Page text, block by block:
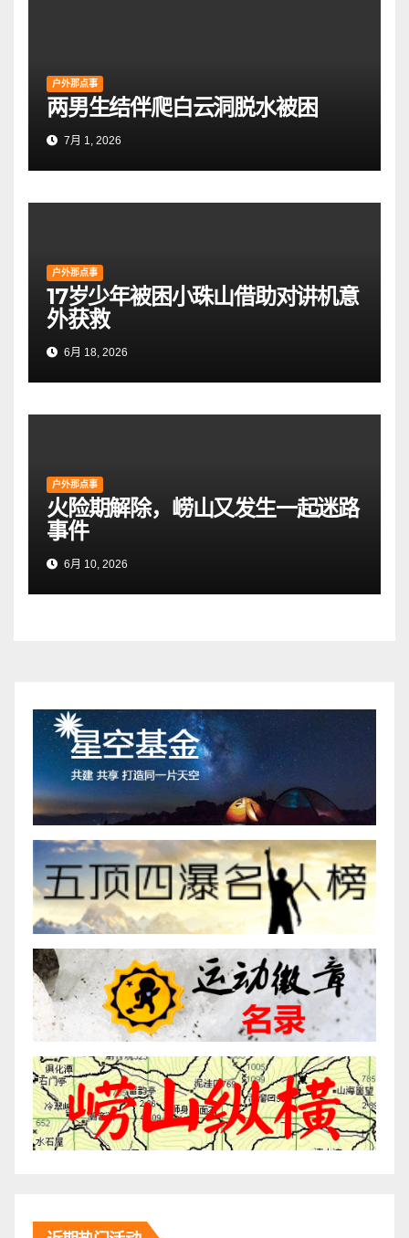
户外那点事
两男生结伴爬白云洞脱水被困
7月 1, 2026
户外那点事
17岁少年被困小珠山借助对讲机意
外获救
6月 18, 2026
户外那点事
火险期解除，崂山又发生一起迷路
事件
6月 10, 2026